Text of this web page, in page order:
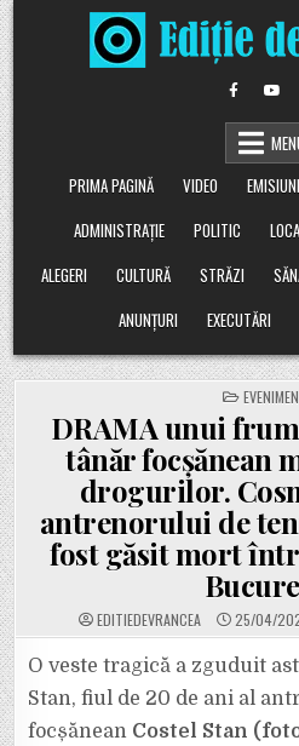
Skip
to
content
PRIMA PAGINĂ
VIDEO EMISIUNI
ADMINISTRAȚIE
POLITIC
ALEGERI
CULTURĂ STRĂZI
ANUNȚURI
EXECUTĂRI
POSTED
IN
DRAMA unui
tânăr focșănean
drogurilor.
antrenorului de
fost găsit mort
EDITIEDEVRANCEA 25/04/
O veste tragică a zguduit
Stan, fiul de 20 de ani al
focșănean Costel Stan